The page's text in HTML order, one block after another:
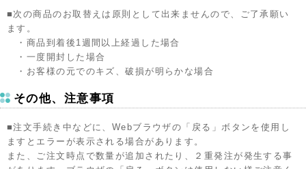
■次の商品のお取替えは原則として出来ませんので、ご了承願い
ます。
・商品到着後1週間以上経過した場合
・一度開封した場合
・お客様の元でのキズ、破損が明らかな場合
その他、注意事項
■注文手続き中などに、Webブラウザの「戻る」ボタンを使用し
ますとエラーが表示される場合があります。
また、ご注文時点で数量が追加されたり、２重発注が発生する事